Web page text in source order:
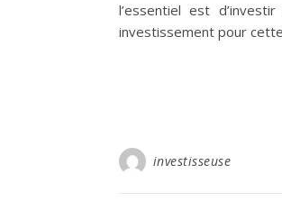
l’essentiel est
investissement pour
investisseuse